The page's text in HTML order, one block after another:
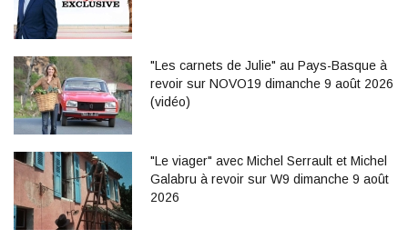
"Les carnets de Julie" au Pays-Basque à
revoir sur NOVO19 dimanche 9 août 2026
(vidéo)
"Le viager" avec Michel Serrault et Michel
Galabru à revoir sur W9 dimanche 9 août
2026